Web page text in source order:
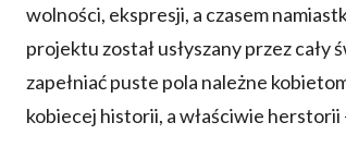
wolności, ekspresji, a czasem
projektu został usłyszany przez
zapełniać puste pola należne
kobiecej historii, a właściwie herstorii